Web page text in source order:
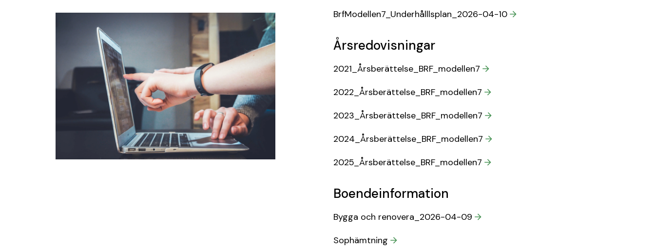
BrfModellen7_Underhålllsplan_2026-04-10
Årsredovisningar
2021_Årsberättelse_BRF_modellen7
2022_Årsberättelse_BRF_modellen7
2023_Årsberättelse_BRF_modellen7
2024_Årsberättelse_BRF_modellen7
2025_Årsberättelse_BRF_modellen7
Boendeinformation
Bygga och renovera_2026-04-09
Sophämtning